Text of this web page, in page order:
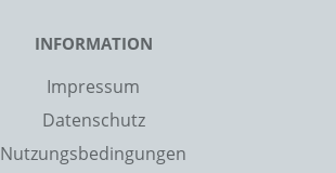
INFORMATION
Impressum
Datenschutz
Nutzungsbedingungen